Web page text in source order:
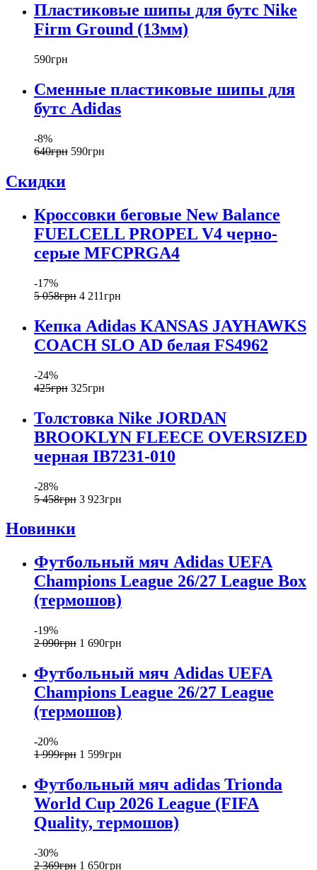
Пластиковые шипы для бутс Nike
Firm Ground (13мм)
590грн
Сменные пластиковые шипы для
бутс Adidas
-8%
640грн 590грн
Скидки
Кроссовки беговые New Balance
FUELCELL PROPEL V4 черно-
серые MFCPRGA4
-17%
5 058грн 4 211грн
Кепка Adidas KANSAS JAYHAWKS
COACH SLO AD белая FS4962
-24%
425грн 325грн
Толстовка Nike JORDAN
BROOKLYN FLEECE OVERSIZED
черная IB7231-010
-28%
5 458грн 3 923грн
Новинки
Футбольный мяч Adidas UEFA
Champions League 26/27 League Box
(термошов)
-19%
2 090грн 1 690грн
Футбольный мяч Adidas UEFA
Champions League 26/27 League
(термошов)
-20%
1 999грн 1 599грн
Футбольный мяч adidas Trionda
World Cup 2026 League (FIFA
Quality, термошов)
-30%
2 369грн 1 650грн